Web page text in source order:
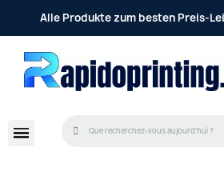
Alle Produkte zum besten Preis-